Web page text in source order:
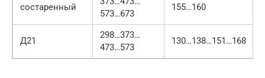
состаренный
573…673
155…160
Д21
298…373…
473…573
130…138…151…168